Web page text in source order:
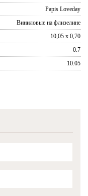
Papis Loveday
Виниловые на флизелине
10,05 x 0,70
0.7
10.05